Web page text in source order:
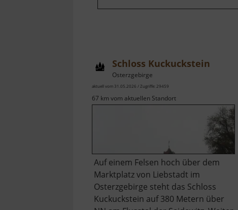
Schloss Kuckuckstein
Osterzgebirge
aktuell vom 31.05.2026 / Zugriffe: 29459
67 km vom aktuellen Standort
Auf einem Felsen hoch über dem
Marktplatz von Liebstadt im
Osterzgebirge steht das Schloss
Kuckuckstein auf 380 Metern über